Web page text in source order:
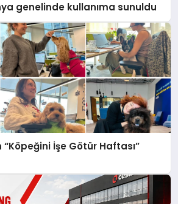
genelinde kullanıma sunuldu
“Köpeğini İşe Götür Haftası”